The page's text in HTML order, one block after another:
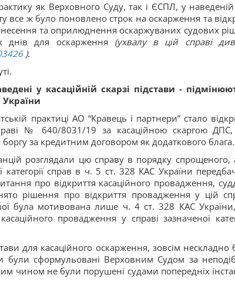
як Верховного Суду, так і ЄСПЛ, у
все ж було поновлено строк на оскарження та
та оприлюднення оскаржуваних судових
днів для оскарження (ухвалу в цій справі
).
у касаційній скарзі підстави -
практиці АО “Кравець і партнери” стало
№ 640/8031/19 за касаційною скаргою
за кредитним договором як додаткового блага.
розглядали цю справу в порядку спрощеного,
справ в ч. 5 ст. 328 КАС України
про відкриття касаційного провадження,
рішення про відкриття провадження у цій
була мотивована лише ч. 4 ст. 328 КАС
провадження у справі зазначеної
для касаційного оскарження, зовсім нескладно
були сформульовані Верховним Судом за
чином не були порушені судами попередніх